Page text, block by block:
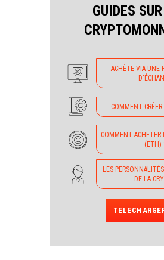
GUIDES
ACHÈTE VIA UNE
COMMENT
COMMENT ACHETER
(ETH)
LES
DE LA